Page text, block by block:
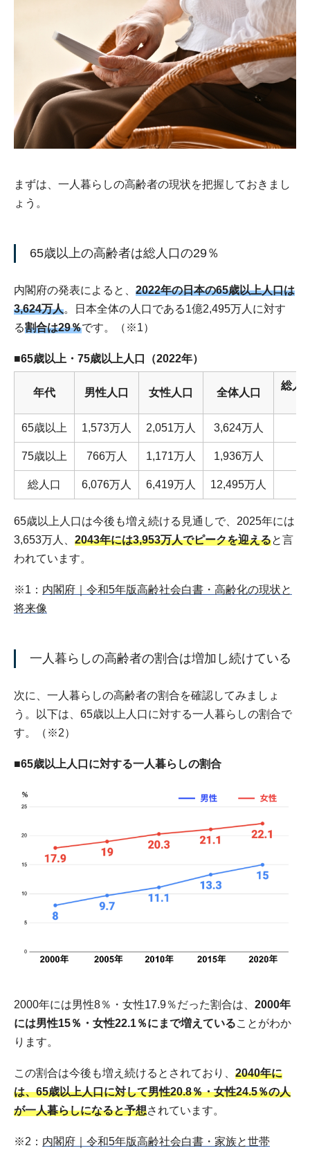
まずは、一人暮らしの高齢者の現状を把握しておきまし
ょう。
65歳以上の高齢者は総人口の29％
内閣府の発表によると、 2022年の日本の65歳以上人口は
3,624万人。日本全体の人口である1億2,495万人に対す
る割合は29％です。（※1）
■65歳以上・75歳以上人口（2022年）
年代 男性人口 女性人口 全体人口
総人
65歳以上 1,573万人 2,051万人 3,624万人
75歳以上 766万人 1,171万人 1,936万人
総人口 6,076万人 6,419万人 12,495万人
65歳以上人口は今後も増え続ける見通しで、2025年には
3,653万人、 2043年には3,953万人でピークを迎えると言
われています。
※1： 内閣府｜令和5年版高齢社会白書・高齢化の現状と
将来像
一人暮らしの高齢者の割合は増加し続けている
次に、一人暮らしの高齢者の割合を確認してみましょ
う。以下は、65歳以上人口に対する一人暮らしの割合で
す。（※2）
■65歳以上人口に対する一人暮らしの割合
2000年には男性8％・女性17.9％だった割合は、 2000年
には男性15％・女性22.1％にまで増えていることがわか
ります。
この割合は今後も増え続けるとされており、 2040年に
は、65歳以上人口に対して男性20.8％・女性24.5％の人
が一人暮らしになると予想されています。
※2： 内閣府｜令和5年版高齢社会白書・家族と世帯